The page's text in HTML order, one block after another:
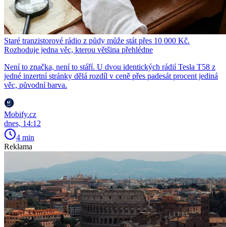
Staré tranzistorové rádio z půdy může stát přes 10 000 Kč.
Rozhoduje jedna věc, kterou většina přehlédne
Není to značka, není to stáří. U dvou identických rádií Tesla T58 z
jedné inzertní stránky dělá rozdíl v ceně přes padesát procent jediná
věc, původní barva.
Mobify.cz
dnes, 14:12
4 min
Reklama